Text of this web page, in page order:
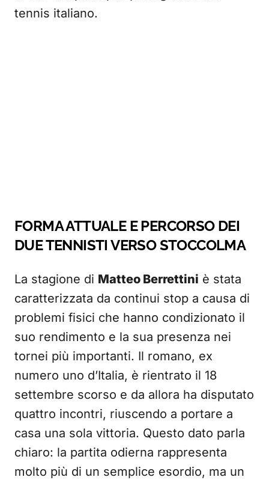
tennis italiano.
FORMA ATTUALE E PERCORSO DEI
DUE TENNISTI VERSO STOCCOLMA
La stagione di Matteo Berrettini è stata
caratterizzata da continui stop a causa di
problemi fisici che hanno condizionato il
suo rendimento e la sua presenza nei
tornei più importanti. Il romano, ex
numero uno d’Italia, è rientrato il 18
settembre scorso e da allora ha disputato
quattro incontri, riuscendo a portare a
casa una sola vittoria. Questo dato parla
chiaro: la partita odierna rappresenta
molto più di un semplice esordio, ma un